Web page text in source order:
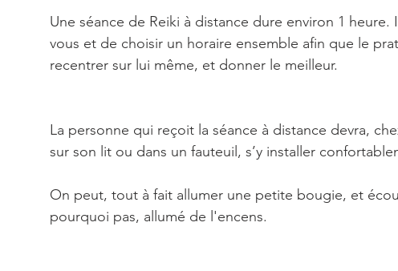
Une séance de Reiki à distance dure environ 1
vous et de choisir un horaire ensemble afin que le
recentrer sur lui même, et donner le meilleur.
La personne qui reçoit la séance à distance devra,
sur son lit ou dans un fauteuil, s’y installer
On peut, tout à fait allumer une petite bougie, et
pourquoi pas, allumé de l'encens.